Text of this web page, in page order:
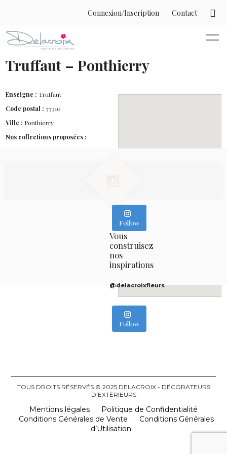
Connexion/Inscription Contact
Truffaut – Ponthierry
Enseigne :Truffaut
Code postal : 77310
Ville : Ponthierry
Nos collections proposées :
- Athènes
Follow
Vous
construisez
nos
inspirations
@delacroixfleurs
Follow
TOUS DROITS RÉSERVÉS © 2025 DELACROIX - DÉCORATEURS
D’EXTÉRIEURS
Mentions légales
Politique de Confidentialité
Conditions Générales de Vente
Conditions Générales
d’Utilisation